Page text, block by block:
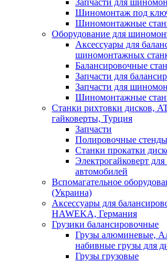
Запчасти для
Шиномонтаж под
Шиномонтажные
Оборудование для
Аксессуары для
шиномонтажных
Балансировочные
Запчасти для
Запчасти для
Шиномонтажные
Станки рихтовки дисков,
гайковерты, Турция
Запчасти
Полировочные стенды
Станки прокатки
Электрогайковерт
автомобилей
Вспомагательное
(Украина)
Аксессуары для
HAWEKA, Германия
Грузики балансировочные
Грузы алюминевые,
набивные грузы для
Грузы грузовые